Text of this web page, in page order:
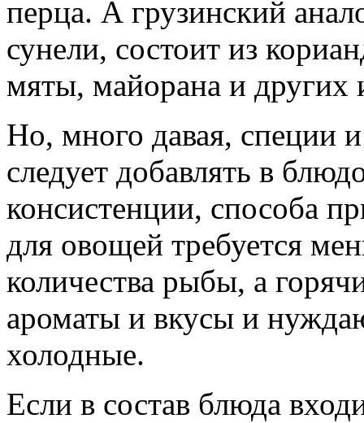
перца. А грузинский
сунели, состоит из
мяты, майорана и других
Но, много давая, специи
следует добавлять в
консистенции, способа
для овощей требуется
количества рыбы, а
ароматы и вкусы и
холодные.
Если в состав блюда